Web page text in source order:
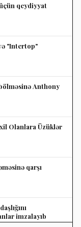
qeydiyyat
"Intertop"
Anthony
Olanlara Üzüklər
qarşı
imzalayıb